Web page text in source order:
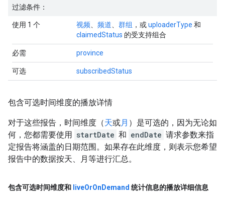
过滤条件：
使用 1 个 视频 频道 群组 ，或uploaderType 和
claimedStatus 的受支持组合
必需 province
可选 subscribedStatus
包含可选时间维度的播放详情
对于这些报告，时间维度（天或月 ）是可选的，因为无论如
何，您都需要使用 startDate 和 endDate 请求参数来指
定报告将涵盖的日期范围。如果存在此维度，则表示您希望
报告中的数据按天、月等进行汇总。
包含可选时间维度和 liveOrOn Demand 统计信息的播放详细信息